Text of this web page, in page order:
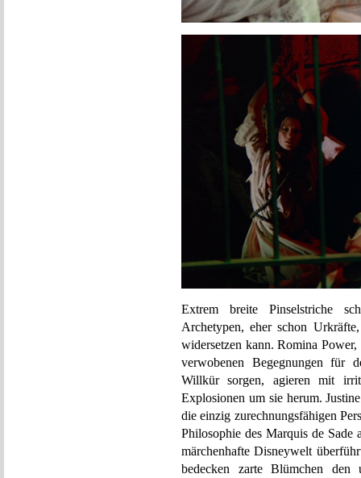
Extrem breite Pinselstriche
Archetypen, eher schon
widersetzen kann. Romina
verwobenen Begegnungen für
Willkür sorgen, agieren mit
Explosionen um sie herum.
die einzig zurechnungsfähigen
Philosophie des Marquis de Sade
märchenhafte Disneywelt
bedecken zarte Blümchen den